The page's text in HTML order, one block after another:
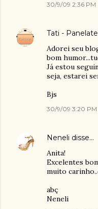
30/9/09 2:36 PM
Tati -
Adorei seu
bom
Já estou
seja, estarei
Bjs
30/9/09 3:20 PM
Neneli disse…
Anita!
Excelentes
muito
abç
Neneli